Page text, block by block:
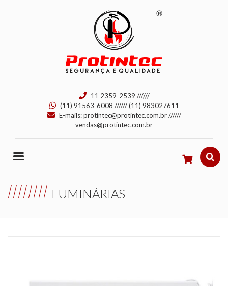
11 2359-2539 //////
(11) 91563-6008 //////(11) 983027611
E-mails:protintec@protintec.com.br//////
vendas@protintec.com.br
LUMINÁRIAS